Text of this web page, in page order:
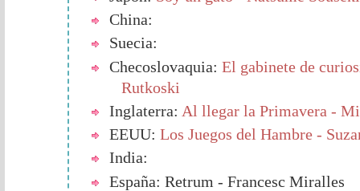
China:
Suecia:
Checoslovaquia: El gabinete de
Rutkoski
Inglaterra: Al llegar la Primavera -
EEUU: Los Juegos del Hambre -
India:
España: Retrum - Francesc Miralles